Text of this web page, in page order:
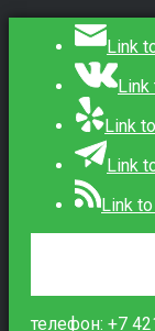
Link
Link
Link
Link
Link
телефон: +7